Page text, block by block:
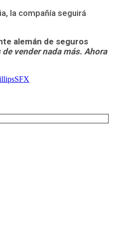
la compañía seguirá
alemán de seguros
vender nada más. Ahora
SFX